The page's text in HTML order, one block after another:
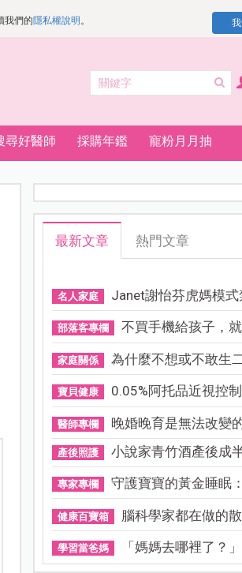
我們的隱私權說明 。
尋好醫師 採購年鑑 寵粉月月抽
最新文章 熱門文章
名人家庭 Janet謝怡芬虎媽模式禁
部落客專欄 不買手機給孩子，就要
家庭關係 為什麼不想或不敢生二
寶貝健康 0.05%阿托品近視控制眼
醫師專欄 晚婚晚育是無法改變
產後照護 小說家青竹酒產後成
專家專欄 守護寶寶的黃金睡眠
健康百寶箱 腦科學家都在做的散步
學習當爸媽 「媽媽去哪裡了？」4歲